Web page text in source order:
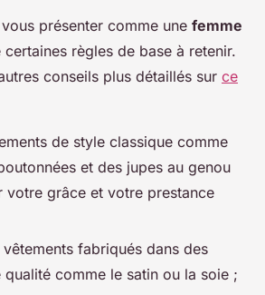
présenter comme une femme
certaines règles de base à retenir.
conseils plus détaillés sur ce
de style classique comme
et des jupes au genou
votre grâce et votre prestance
fabriqués dans des
qualité comme le satin ou la soie ;